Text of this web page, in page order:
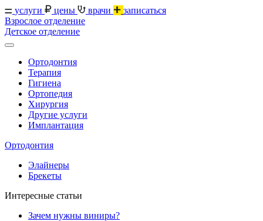
услуги цены врачи
записаться
Взрослое отделение
Детское отделение
Ортодонтия
Терапия
Гигиена
Ортопедия
Хирургия
Другие услуги
Имплантация
Ортодонтия
Элайнеры
Брекеты
Интересные статьи
Зачем нужны виниры?